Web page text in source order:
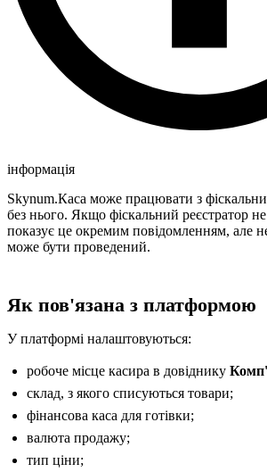
інформація
Skynum.Каса може працювати з
без нього. Якщо фіскальний реєстратор
показує це окремим повідомленням, але
може бути проведений.
Як пов'язана з платформою
У платформі налаштовуються:
робоче місце касира в довіднику
склад, з якого списуються товари;
фінансова каса для готівки;
валюта продажу;
тип ціни;